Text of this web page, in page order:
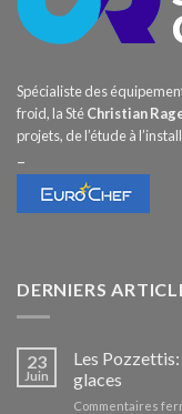
Spécialiste des
froid, la StéChristian
projets, de l’étude à
–
DERNIERS
23
Juin
Les
glaces
Commentaires